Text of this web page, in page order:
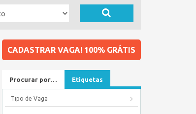
CADASTRAR VAGA! 100% GRÁTIS
Procurar por… Etiquetas
Tipo de Vaga